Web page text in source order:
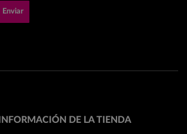
Enviar
INFORMACIÓN DE LA TIENDA